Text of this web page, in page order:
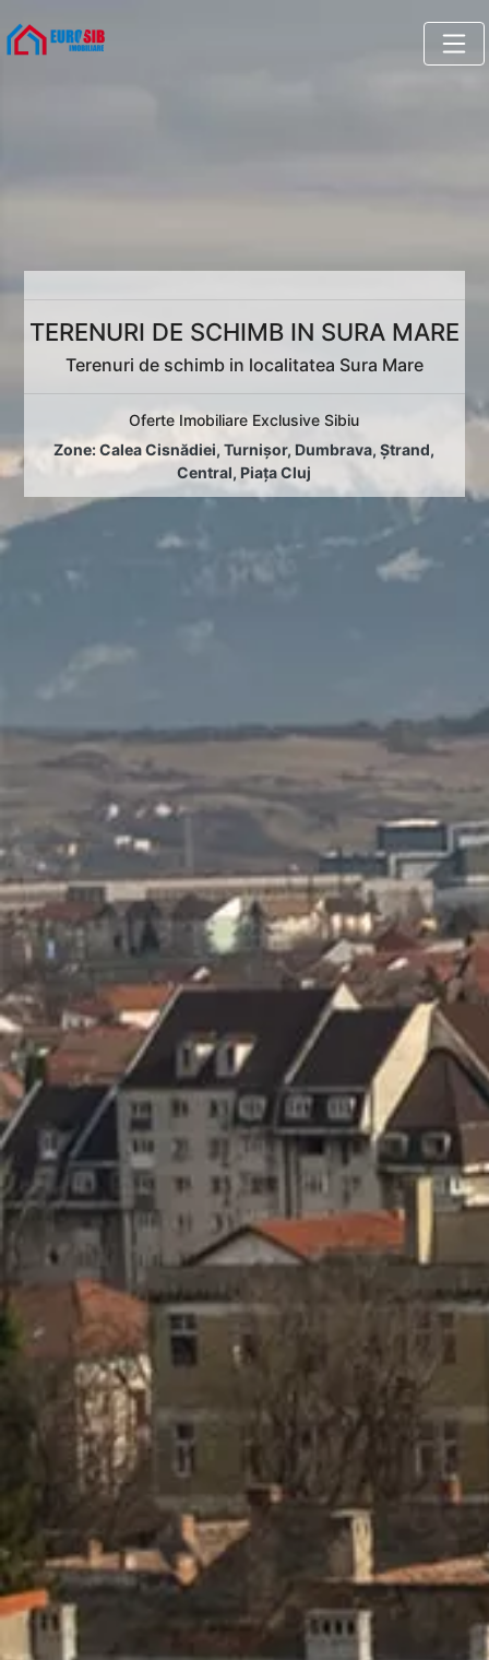
TERENURI DE SCHIMB IN SURA MARE
Terenuri de schimb in localitatea Sura Mare
Oferte Imobiliare Exclusive Sibiu
Zone:Calea Cisnădiei,Turnișor, Dumbrava,Ștrand,
Central,Piața Cluj